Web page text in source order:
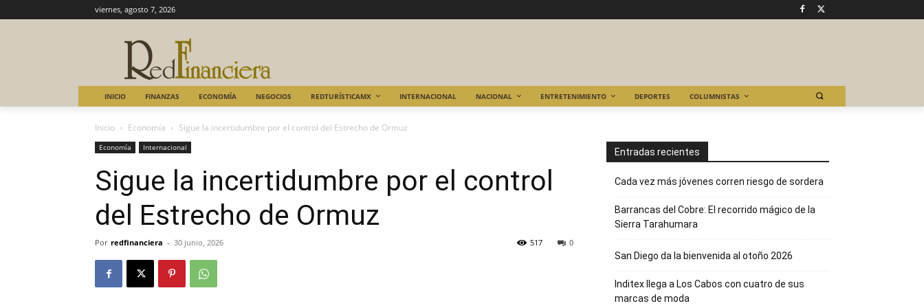
viernes, agosto 7, 2026
INICIO FINANZAS ECONOMÍA NEGOCIOS REDTURÍSTICAMX INTERNACIONAL NACIONAL ENTRETENIMIENTO DEPORTES COLUMNISTAS
Inicio Economía Sigue la incertidumbre por el control del Estrecho de Ormuz
Economía Internacional
Sigue la incertidumbre por el control
del Estrecho de Ormuz
Por redfinanciera - 30 junio, 2026 0
517
Entradas recientes
Cada vez más jóvenes corren riesgo de sordera
Barrancas del Cobre: El recorrido mágico de la
Sierra Tarahumara
San Diego da la bienvenida al otoño 2026
Inditex llega a Los Cabos con cuatro de sus
marcas de moda